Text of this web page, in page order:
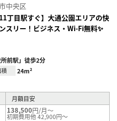
録
中央区
11丁目駅すぐ】大通公園エリアの快
スリー！ビジネス・Wi-Fi無料✨
前駅」徒歩2分
積 24m²
月額目安
138,500円/月～
初期費用他 42,900円～